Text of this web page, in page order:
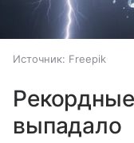
Источник: Freepik
выпадало